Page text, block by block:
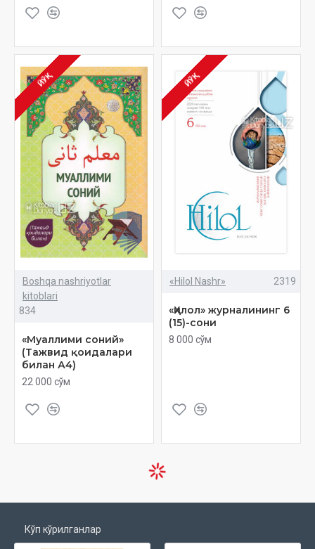
ЙЎҚ
Boshqa nashriyotlar
kitoblari
834
«Муаллими соний»
(Тажвид қоидалари
билан А4)
22 000 сўм
ЙЎҚ
«Hilol Nashr» 2319
«Ҳилол» журналининг 6
(15)-сони
8 000 сўм
Кўп кўрилганлар